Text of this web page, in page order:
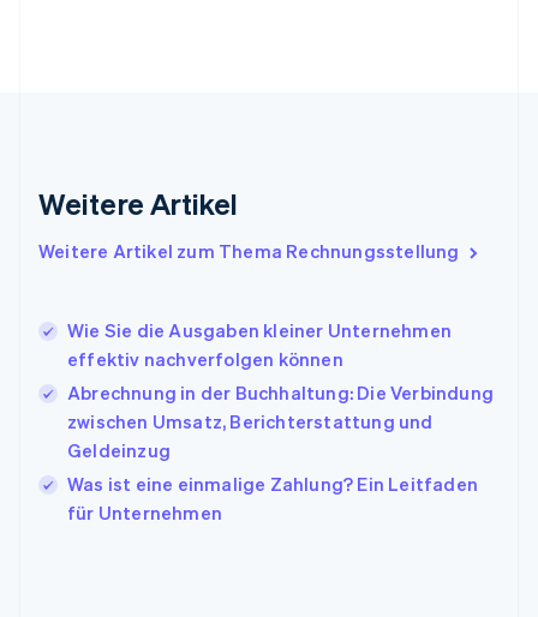
Weitere Artikel
Weitere Artikel zum Thema Rechnungsstellung
Wie Sie die Ausgaben kleiner Unternehmen
effektiv nachverfolgen können
Abrechnung in der Buchhaltung: Die Verbindung
zwischen Umsatz, Berichterstattung und
Geldeinzug
Was ist eine einmalige Zahlung? Ein Leitfaden
für Unternehmen
Irland
Italien
日本語English
EnglishFrançais
Kroatien
EnglishItaliano
Lettland
Liechtenstein
DeutschEnglish